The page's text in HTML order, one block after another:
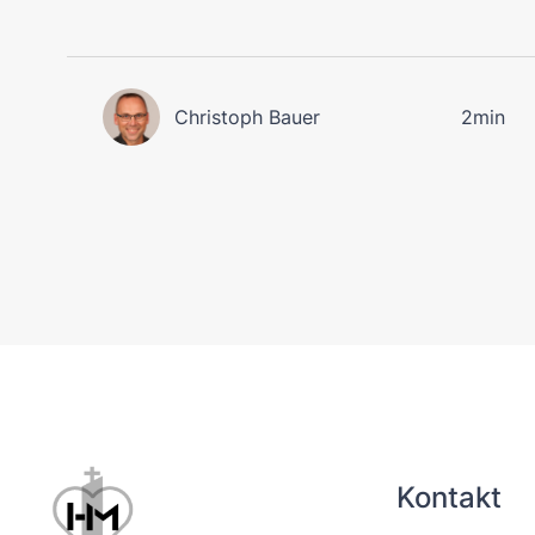
Christoph Bauer 2min
Kontakt